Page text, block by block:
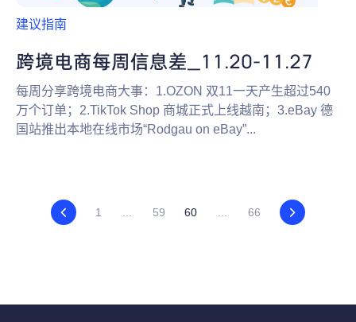
建议指南
跨境电商每周信息差_11.20-11.27
每周分享跨境电商大事：1.OZON 双11一天产生超过540
万个订单；2.TikTok Shop 商城正式上线越南；3.eBay 德
国站推出本地在线市场“Rodgau on eBay”...
1 59 60 66